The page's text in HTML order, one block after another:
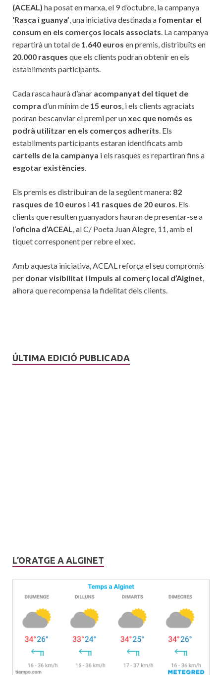
(ACEAL) ha posat en marxa, el 9 d’octubre, la campanya
‘Rasca i guanya’ , una iniciativa destinada a fomentar el
consum en els comerços locals associats . La campanya
repartirà un total de 1.640 euros en premis, distribuïts en
20.000 rasques que els clients podran obtenir en els
establiments participants.
Cada rasca haurà d’anar acompanyat del tiquet de
compra d’un mínim de 15 euros , i els clients agraciats
podran bescanviar el premi per unxec que només es
podrà utilitzar en els comerços adherits . Els
establiments participants estaran identificats amb
cartells de la campanya i els rasques es repartiran fins a
esgotar existències
Els premis es distribuiran de la següent manera: 82
rasques de 10 euros i41 rasques de 20 euros . Els
clients que resulten guanyadors hauran de presentar-se a
l’oficina d’ACEAL
, al C/ Poeta Juan Alegre, 11, amb el
tiquet corresponent per rebre el xec.
Amb aquesta iniciativa, ACEAL reforça el seu compromís
per donar visibilitat i impuls al comerç local d’Alginet
alhora que recompensa la fidelitat dels clients.
ÚLTIMA EDICIÓ PUBLICADA
L’ORATGE A ALGINET